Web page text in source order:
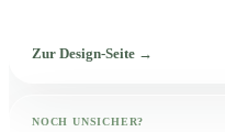
Zur Design-Seite →
NOCH UNSICHER?